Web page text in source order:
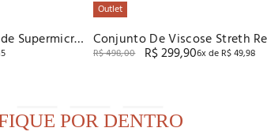
Supermicro
Outlet
Conjunto De Viscose Streth
R$498,00 R$299,906x de R$49,98
POR DENTRO